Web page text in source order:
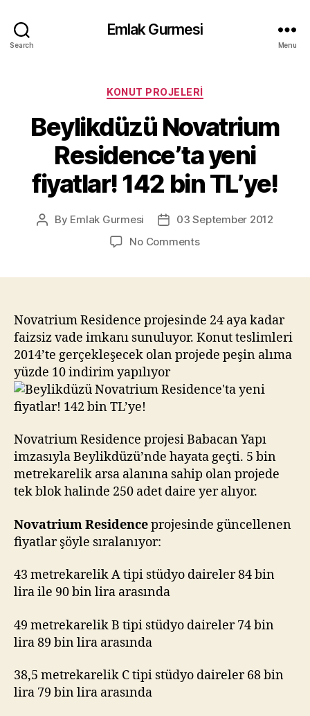
Search
Emlak Gurmesi
Menu
Categories
KONUT PROJELERI
Beylikdüzü Novatrium
Residence’ta yeni
fiyatlar! 142 bin TL’ye!
Post
By Emlak Gurmesi
Post03 September 2012
No Commentson
fiyatlar!
142
bin
TL’ye!
Novatrium Residence projesinde 24 aya kadar
faizsiz vade imkanı sunuluyor. Konut teslimleri
2014’te gerçekleşecek olan projede peşin alıma
yüzde 10 indirim yapılıyor
Novatrium Residence projesi Babacan Yapı
imzasıyla Beylikdüzü’nde hayata geçti. 5 bin
metrekarelik arsa alanına sahip olan projede
tek blok halinde 250 adet daire yer alıyor.
Novatrium Residenceprojesinde güncellenen
fiyatlar şöyle sıralanıyor:
43 metrekarelik A tipi stüdyo daireler 84 bin
lira ile 90 bin lira arasında
49 metrekarelik B tipi stüdyo daireler 74 bin
lira 89 bin lira arasında
38,5 metrekarelik C tipi stüdyo daireler 68 bin
lira 79 bin lira arasında